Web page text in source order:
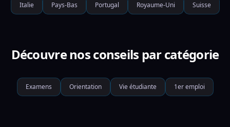
Italie Pays-Bas Portugal Royaume-Uni Suisse
Découvre nos conseils par catégorie
Examens Orientation Vie étudiante 1er emploi